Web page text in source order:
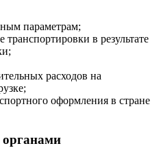
параметрам;
в результате
расходов на
оформления в стране